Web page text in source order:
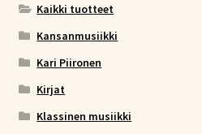
Kaikki tuotteet
Kansanmusiikki
Kari Piironen
Kirjat
Klassinen musiikki